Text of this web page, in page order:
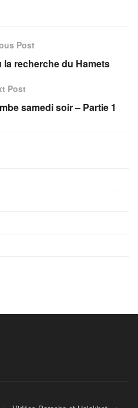
Post
recherche du Hamets
Post
samedi soir – Partie 1